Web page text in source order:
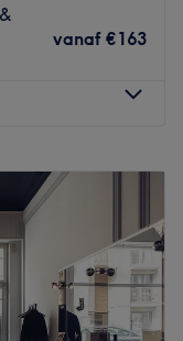
vanaf €163
09:00–
09:00
12:30
20:00
–18:00
09:00–17:00
Gesloten